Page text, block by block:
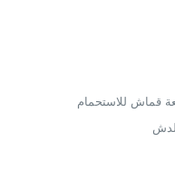
قماش للاستحمام